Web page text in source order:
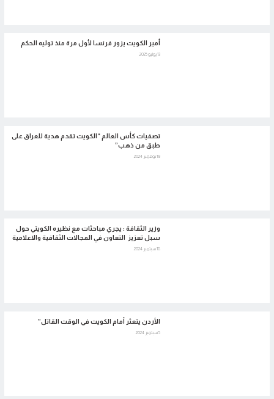
أمير الكويت يزور فرنسا لأول مرة منذ توليه الحكم
13 يوليو 2025
تصفيات كأس العالم “الكويت تقدم هدية للعراق على
طبق من ذهب”
19 نوفمبر 2024
وزير الثقافة : يجري مباحثات مع نظيره الكويتي حول
سبل تعزيز التعاون في المجالات الثقافية والاعلامية
18 سبتمبر 2024
الأردن يتعثر أمام الكويت في الوقت القاتل”
5 سبتمبر 2024